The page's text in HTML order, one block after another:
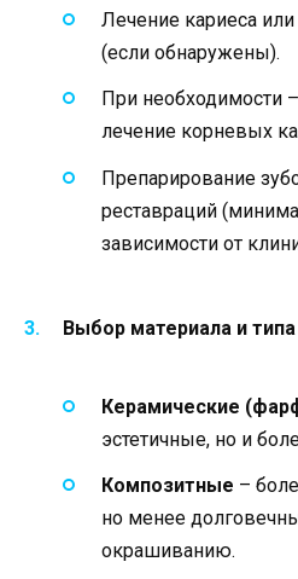
Лечение кариеса
(если обнаружены).
При необходимости
лечение корневых
Препарирование
реставраций
зависимости от
Выбор материала и
Керамические
эстетичные, но и
Композитные –
но менее
окрашиванию.